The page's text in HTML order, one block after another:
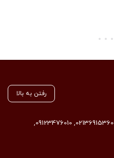
رفتن به بالا
02136915360
,
09123476010
,